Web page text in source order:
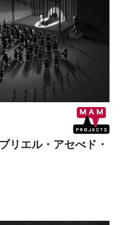
リエル・アセべド・